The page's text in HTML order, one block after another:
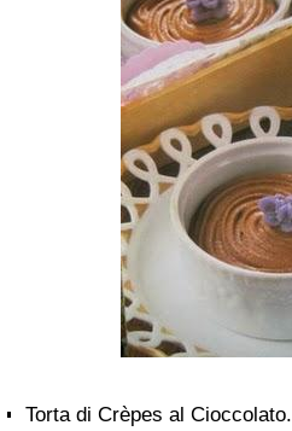
Torta di Crèpes al Cioccolato.